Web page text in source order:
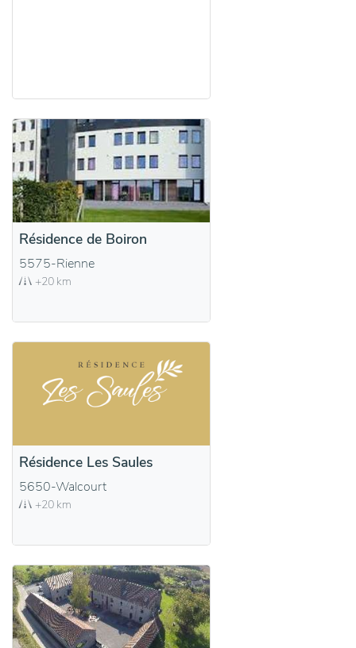
Résidence de Boiron
5575-Rienne
+20 km
Résidence Les Saules
5650-Walcourt
+20 km